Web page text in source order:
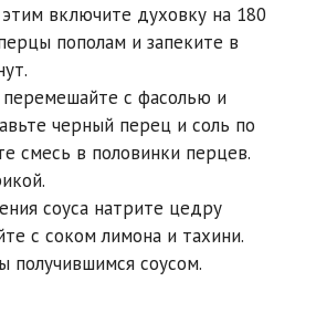
включите духовку на 180
пополам и запеките в
перемешайте с фасолью и
черный перец и соль по
смесь в половинки перцев.
соуса натрите цедру
с соком лимона и тахини.
получившимся соусом.